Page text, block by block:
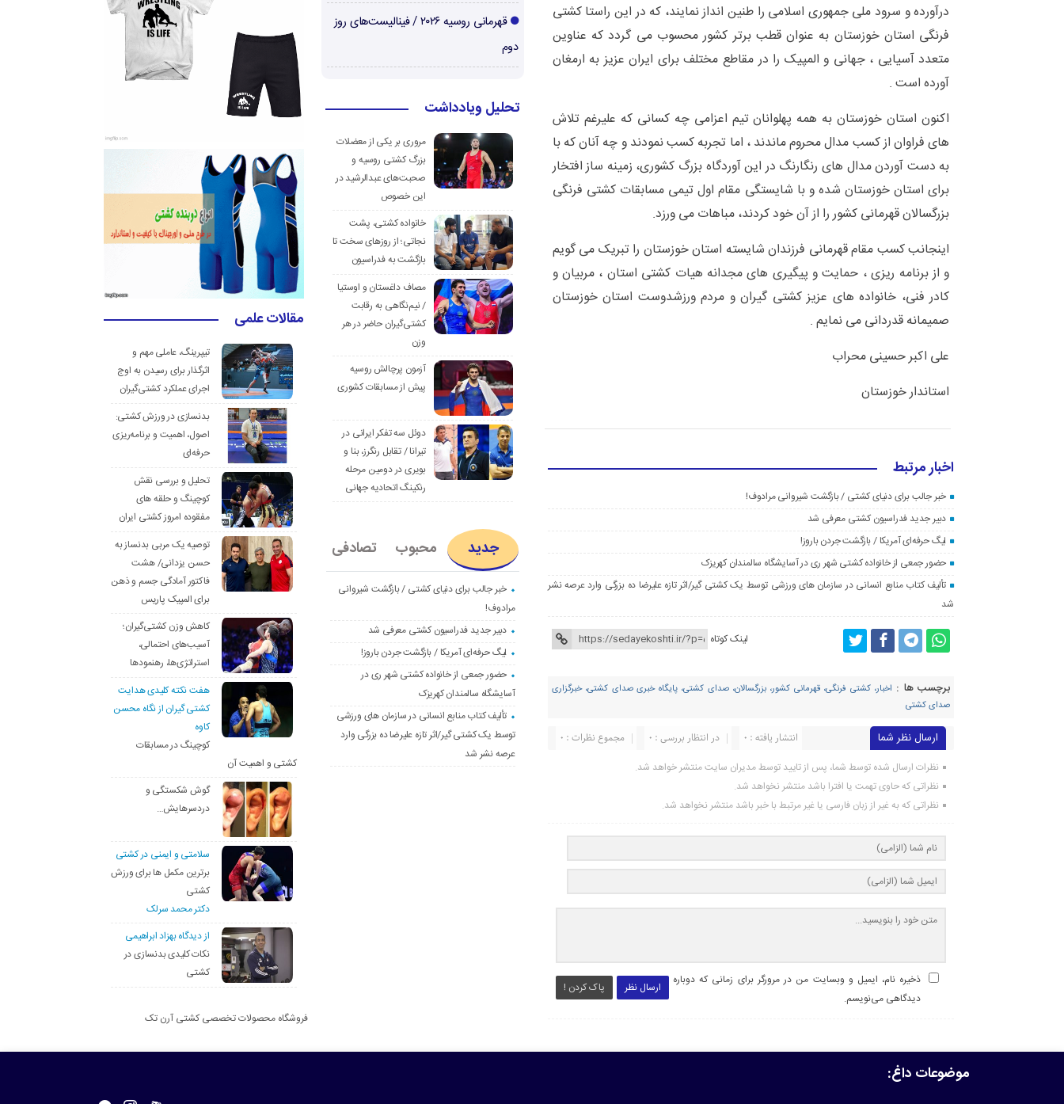
درآورده و سرود ملی جمهوری اسلامی را طنین انداز نمایند، که در این راستا کشتی
فرنگی استان خوزستان به عنوان قطب برتر کشور محسوب می گردد که عناوین
متعدد آسیایی ، جهانی و المپیک را در مقاطع مختلف برای ایران عزیز به ارمغان
آورده است .
اکنون استان خوزستان به همه پهلوانان تیم اعزامی چه کسانی که علیرغم تلاش
های فراوان از کسب مدال محروم ماندند ، اما تجربه کسب نمودند و چه آنان که با
به دست آوردن مدال های رنگارنگ در این آوردگاه بزرگ کشوری، زمینه ساز افتخار
برای استان خوزستان شده و با شایستگی مقام اول تیمی مسابقات کشتی فرنگی
بزرگسالان قهرمانی کشور را از آن خود کردند، مباهات می ورزد.
اینجانب کسب مقام قهرمانی فرزندان شایسته استان خوزستان را تبریک می گویم
و از برنامه ریزی ، حمایت و پیگیری های مجدانه هیات کشتی استان ، مربیان و
کادر فنی، خانواده های عزیز کشتی گیران و مردم ورزشدوست استان خوزستان
صمیمانه قدردانی می نمایم .
علی اکبر حسینی محراب
استاندار خوزستان
اخبار مرتبط
خبر جالب برای دنیای کشتی / بازگشت شیروانی مرادوف!
دبیر جدید فدراسیون کشتی معرفی شد
لیگ حرفه‌ای آمریکا / بازگشت جردن باروز!
حضور جمعی از خانواده کشتی شهر ری در آسایشگاه سالمندان کهریزک
تألیف کتاب منابع انسانی در سازمان های ورزشی توسط یک کشتی گیر/اثر تازه علیرضا ده بزرگی وارد عرصه نشر
شد
لینک کوتاه
برچسب ها : اخبار، کشتی فرنگی، قهرمانی کشور، بزرگسالان، صدای کشتی، پایگاه خبری صدای کشتی، خبرگزاری
صدای کشتی
ارسال نظر شما مجموع نظرات : 0 در انتظار بررسی : 0 انتشار یافته : ۰
نظرات ارسال شده توسط شما، پس از تایید توسط مدیران سایت منتشر خواهد شد.
نظراتی که حاوی تهمت یا افترا باشد منتشر نخواهد شد.
نظراتی که به غیر از زبان فارسی یا غیر مرتبط با خبر باشد منتشر نخواهد شد.
ارسال نظر پاک کردن !
ذخیره نام، ایمیل و وبسایت من در مرورگر برای زمانی که دوباره
دیدگاهی می‌نویسم.
قهرمانی روسیه ۲۰۲۶ / فینالیست‌های روز
دوم
تحلیل ویادداشت
مروری بر یکی از معضلات
بزرگ کشتی روسیه و
صحبت‌های عبدالرشید در
این خصوص
خانواده کشتی، پشت
نجاتی؛ از روزهای سخت تا
بازگشت به فدراسیون
مصاف داغستان و اوستیا
/ نیم‌نگاهی به رقابت
کشتی‌گیران حاضر در هر
وزن
آزمون پرچالش روسیه
پیش از مسابقات کشوری
دوئل سه تفکر ایرانی در
تیرانا / تقابل رنگرز، بنا و
بویری در دومین مرحله
رنکینگ اتحادیه جهانی
جدید محبوب تصادفی
خبر جالب برای دنیای کشتی / بازگشت شیروانی
مرادوف!
دبیر جدید فدراسیون کشتی معرفی شد
لیگ حرفه‌ای آمریکا / بازگشت جردن باروز!
حضور جمعی از خانواده کشتی شهر ری در
آسایشگاه سالمندان کهریزک
تألیف کتاب منابع انسانی در سازمان های ورزشی
توسط یک کشتی گیر/اثر تازه علیرضا ده بزرگی وارد
عرصه نشر شد
مقالات علمی
تیپرینگ، عاملی مهم و
اثرگذار برای رسیدن به اوج
اجرای عملکرد کشتی‌گیران
بدنسازی در ورزش کشتی:
اصول، اهمیت و برنامه‌ریزی
حرفه‌ای
تحلیل و بررسی نقش
کوچینگ و حلقه های
مفقوده امروز کشتی ایران
توصیه یک مربی بدنساز به
حسن یزدانی/ هشت
فاکتور آمادگی جسم و ذهن
برای المپیک پاریس
کاهش وزن کشتی‌گیران؛
آسیب‌های احتمالی،
استراتژی‌ها، رهنمودها
هفت نکته کلیدی هدایت
کشتی گیران از نگاه محسن
کاوه
کوچینگ در مسابقات
کشتی و اهمیت آن
گوش شکستگی و
دردسرهایش…
سلامتی و ایمنی در کشتی
برترین مکمل ها برای ورزش
کشتی
دکتر محمد سرلک
از دیدگاه بهزاد ابراهیمی
نکات کلیدی بدنسازی در
کشتی
فروشگاه محصولات تخصصی کشتی آرن تک
موضوعات داغ: